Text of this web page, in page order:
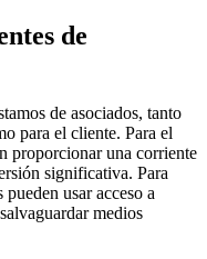
de
de asociados, tanto
para el cliente. Para el
proporcionar una corriente
significativa. Para
usar acceso a
medios